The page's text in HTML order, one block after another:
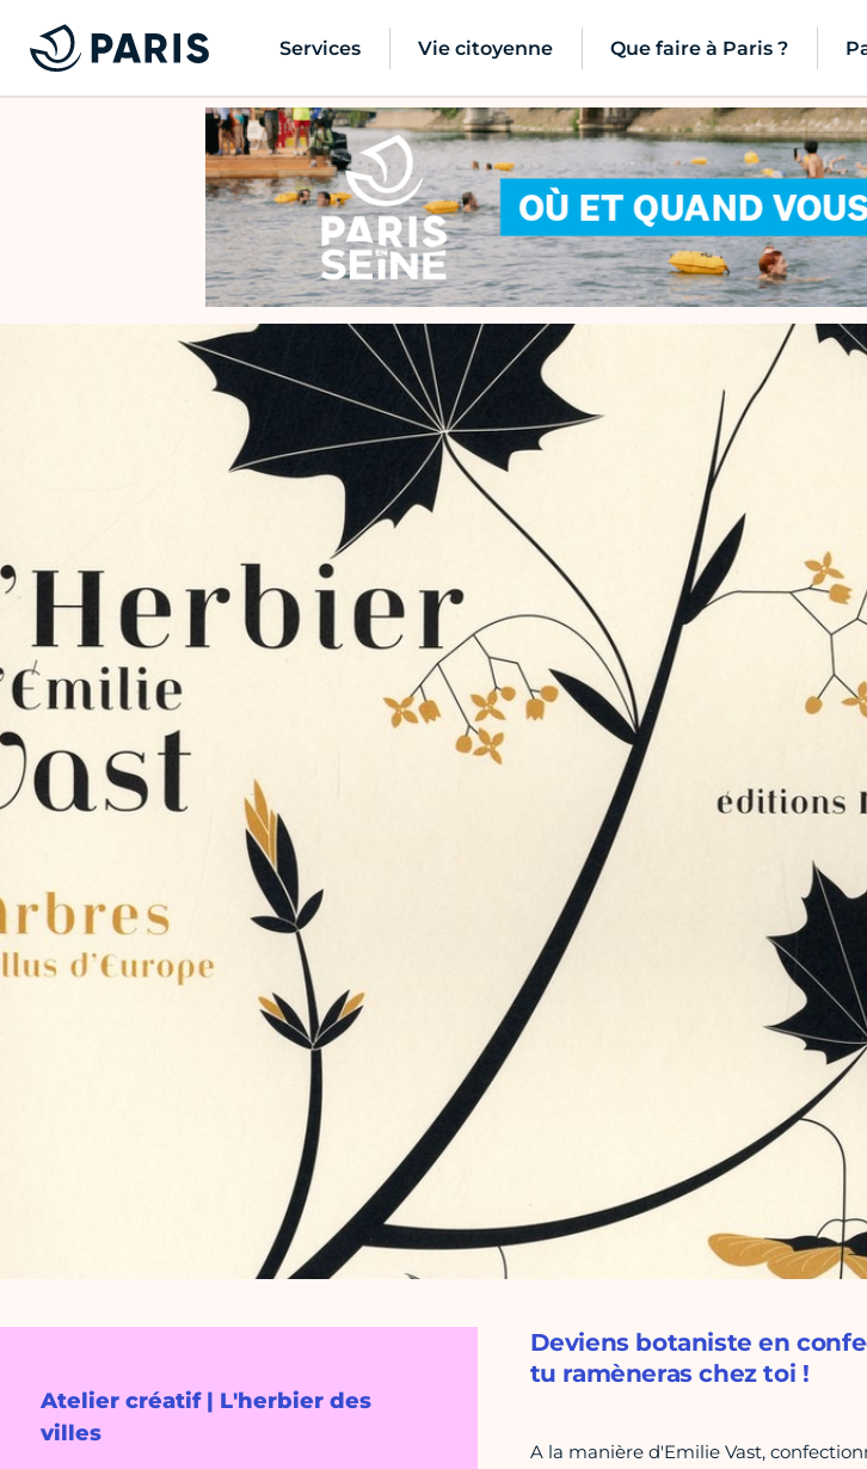
Services Vie citoyenne Que faire à Paris ?
Atelier créatif | L'herbier des
villes
Deviens botaniste en
tu ramèneras chez toi !
A la manière d'Emilie Vast,